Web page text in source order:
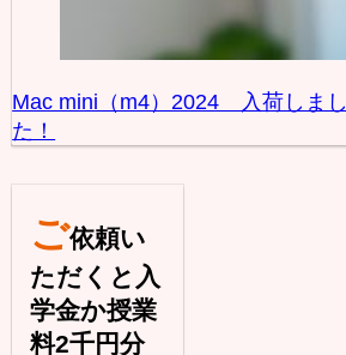
Mac mini（m4）2024 入荷しまし
た！
ご依頼い
ただくと入
学金か授業
料2千円分